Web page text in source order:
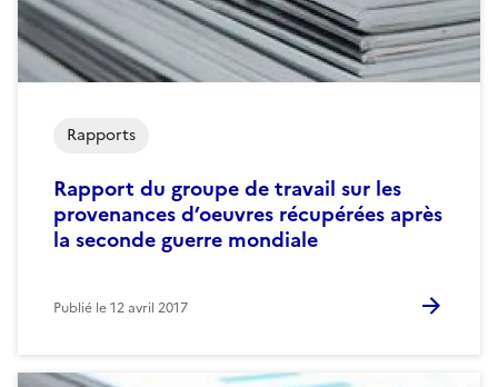
Rapport du groupe de travail sur les
provenances d’oeuvres récupérées après
la seconde guerre mondiale
Rapports
Publié le12 avril 2017